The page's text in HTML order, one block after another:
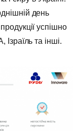
день
успішно
та інші.